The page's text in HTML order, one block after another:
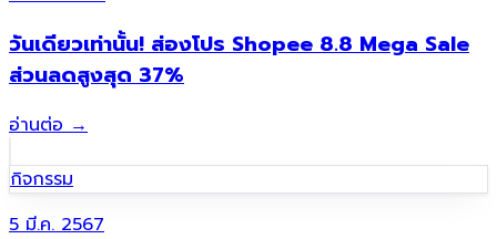
วันเดียวเท่านั้น! ส่องโปร Shopee 8.8 Mega Sale
ส่วนลดสูงสุด 37%
อ่านต่อ →
กิจกรรม
5 มี.ค. 2567